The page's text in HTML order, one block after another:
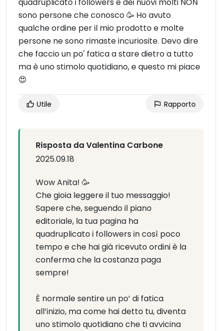
quadruplicato i followers e dei nuovi molti NON
sono persone che conosco 🥳 Ho avuto
qualche ordine per il mio prodotto e molte
persone ne sono rimaste incuriosite. Devo dire
che faccio un po' fatica a stare dietro a tutto
ma è uno stimolo quotidiano, e questo mi piace
😍
Utile Rapporto
Risposta da Valentina Carbone
2025.09.18
Wow Anita! 🥳
Che gioia leggere il tuo messaggio!
Sapere che, seguendo il piano
editoriale, la tua pagina ha
quadruplicato i followers in così poco
tempo e che hai già ricevuto ordini è la
conferma che la costanza paga
sempre!
È normale sentire un po’ di fatica
all’inizio, ma come hai detto tu, diventa
uno stimolo quotidiano che ti avvicina